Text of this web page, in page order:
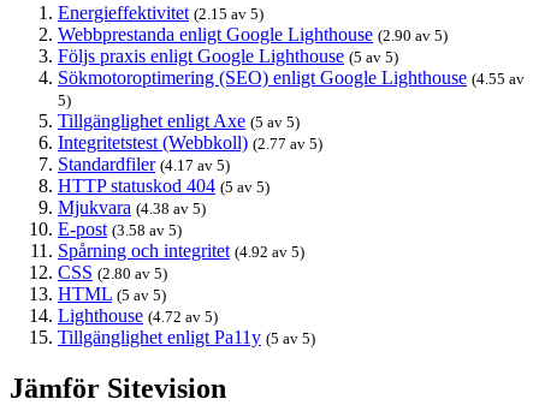
Energieffektivitet (2.15 av 5)
Webbprestanda enligt Google Lighthouse (2.90 av 5)
Följs praxis enligt Google Lighthouse (5 av 5)
Sökmotoroptimering (SEO) enligt Google Lighthouse (4.55 av
5)
Tillgänglighet enligt Axe (5 av 5)
Integritetstest (Webbkoll) (2.77 av 5)
Standardfiler (4.17 av 5)
HTTP statuskod 404 (5 av 5)
Mjukvara (4.38 av 5)
E-post (3.58 av 5)
Spårning och integritet (4.92 av 5)
CSS (2.80 av 5)
HTML (5 av 5)
Lighthouse (4.72 av 5)
Tillgänglighet enligt Pa11y (5 av 5)
Jämför Sitevision